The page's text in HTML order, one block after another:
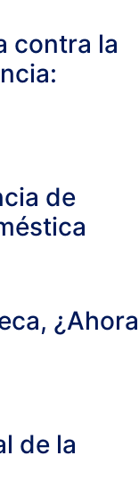
contra la
de
¿Ahora
de la